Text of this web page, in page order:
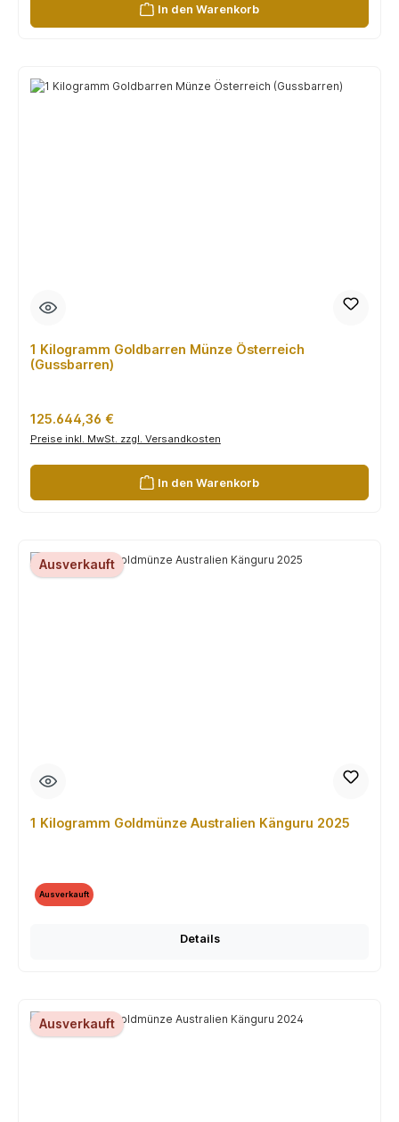
In den Warenkorb
1 Kilogramm Goldbarren Münze Österreich
(Gussbarren)
Regulärer Preis:
125.644,36 €
Preise inkl. MwSt. zzgl. Versandkosten
In den Warenkorb
Ausverkauft
1 Kilogramm Goldmünze Australien Känguru 2025
Ausverkauft
Details
Ausverkauft